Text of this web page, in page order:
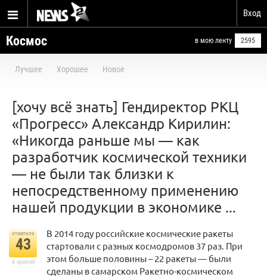
Вход
Космос в мою ленту 2595
Лучшее Хорошее Новое
[хочу всё знать] Гендиректор РКЦ
«Прогресс» Александр Кирилин:
«Никогда раньше мы — как
разработчик космической техники
— не были так близки к
непосредственному применению
нашей продукции в экономике ...
отметили
43
в архиве
В 2014 году российские космические ракеты
стартовали с разных космодромов 37 раз. При
этом больше половины – 22 ракеты — были
сделаны в самарском Ракетно-космическом